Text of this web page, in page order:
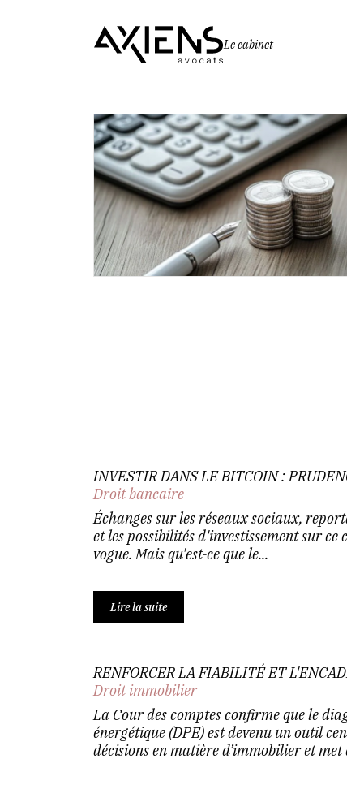
Le cabinet
INVESTIR DANS LE BITCOIN :
Droit bancaire
Échanges sur les réseaux sociaux,
et les possibilités d'investissement sur ce
vogue. Mais qu'est-ce que le...
Lire la suite
RENFORCER LA FIABILITÉ ET
Droit immobilier
La Cour des comptes confirme que le
énergétique (DPE) est devenu un outil
décisions en matière d’immobilier et met